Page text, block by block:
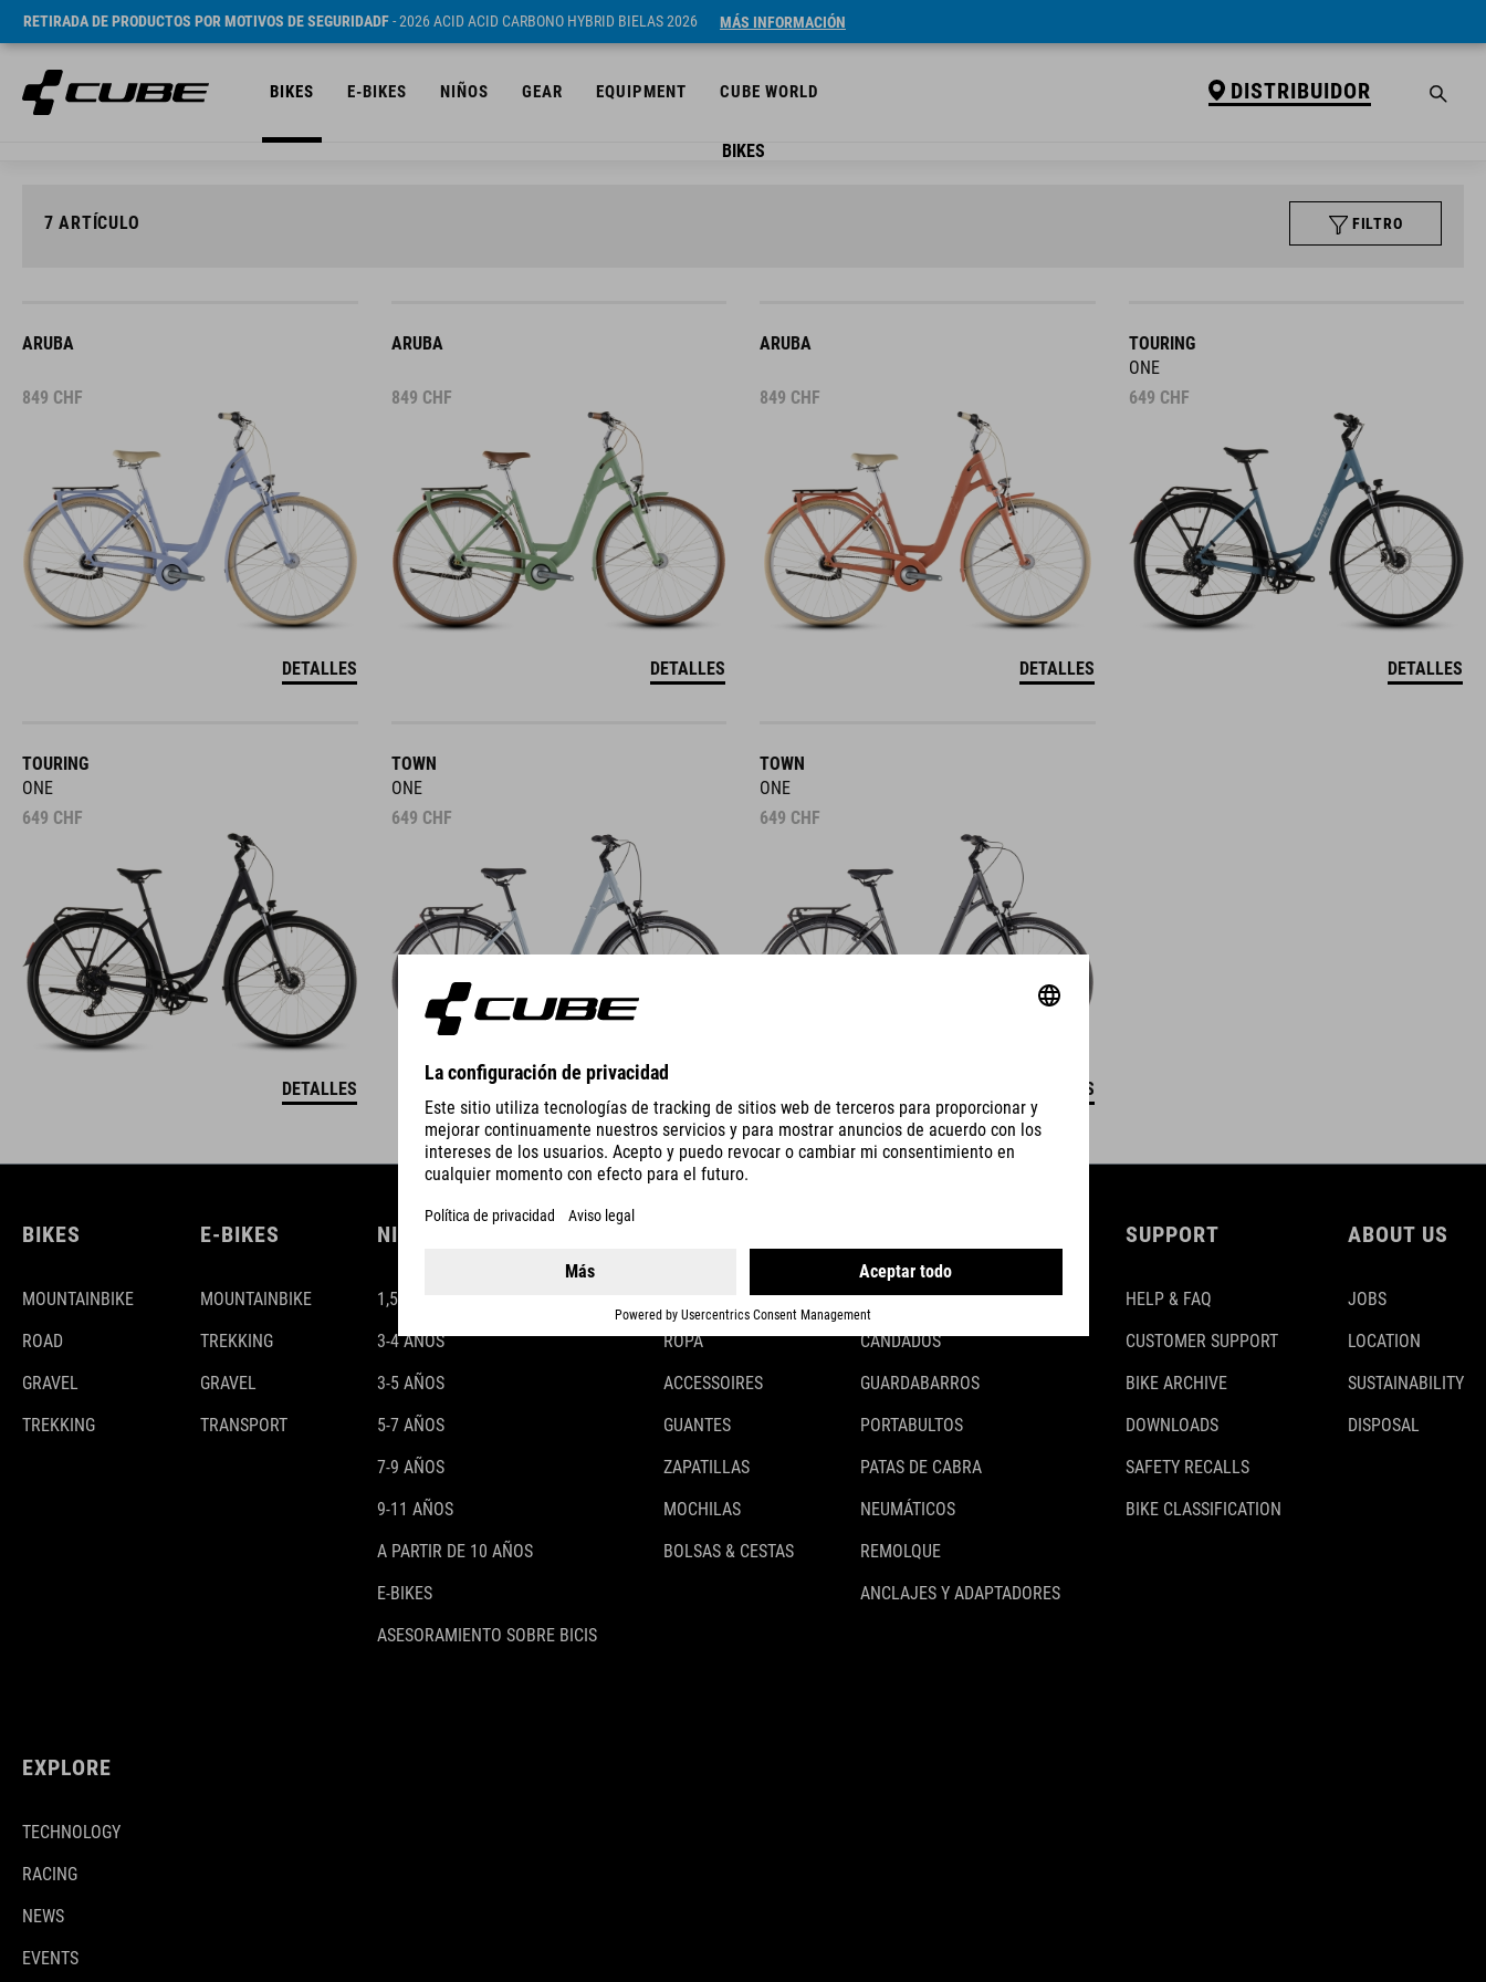
RETIRADA DE PRODUCTOS POR MOTIVOS DE SEGURIDADF- 2026 ACID ACID CARBONO HYBRID BIELAS 2026 MÁS INFORMACIÓN
BIKES E-BIKES NIÑOS GEAR EQUIPMENT CUBE WORLD DISTRIBUIDOR
BIKES
7 ARTÍCULO FILTRO
ARUBA
849 CHF
DETALLES
ARUBA
849 CHF
DETALLES
ARUBA
849 CHF
DETALLES
TOURING
ONE
649 CHF
DETALLES
TOURING
ONE
649 CHF
DETALLES
TOWN
ONE
649 CHF
TOWN
ONE
649 CHF
DETALLES
BIKES
MOUNTAINBIKE
ROAD
GRAVEL
TREKKING
E-BIKES
MOUNTAINBIKE
TREKKING
GRAVEL
TRANSPORT
NIÑOS
1,5-3 AÑOS
3-4 AÑOS
3-5 AÑOS
5-7 AÑOS
7-9 AÑOS
9-11 AÑOS
A PARTIR DE 10 AÑOS
E-BIKES
ASESORAMIENTO SOBRE BICIS
ROPA
ACCESSOIRES
GUANTES
ZAPATILLAS
MOCHILAS
BOLSAS & CESTAS
ILUMINACIÓN
CANDADOS
GUARDABARROS
PORTABULTOS
PATAS DE CABRA
NEUMÁTICOS
REMOLQUE
ANCLAJES Y ADAPTADORES
SUPPORT
HELP & FAQ
CUSTOMER SUPPORT
BIKE ARCHIVE
DOWNLOADS
SAFETY RECALLS
BIKE CLASSIFICATION
ABOUT US
JOBS
LOCATION
SUSTAINABILITY
DISPOSAL
EXPLORE
TECHNOLOGY
RACING
NEWS
EVENTS